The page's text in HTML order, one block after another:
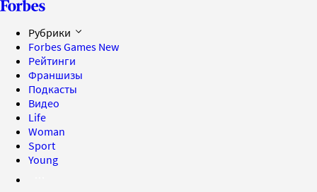
Рубрики
Forbes Games New
Рейтинги
Франшизы
Подкасты
Видео
Life
Woman
Sport
Young